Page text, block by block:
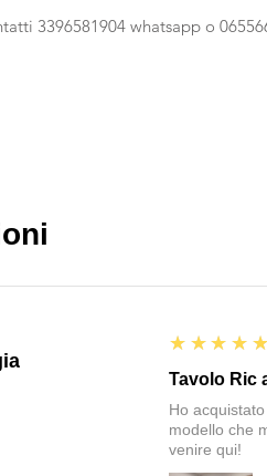
3396581904 whatsapp o
5
★★★★★
Tavolo Ric
Ho
modello che
venire qui!